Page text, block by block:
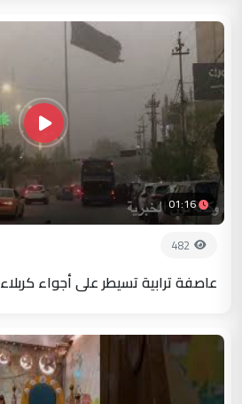
01:16
482
عاصفة ترابية تسيطر على أجواء كربلاء